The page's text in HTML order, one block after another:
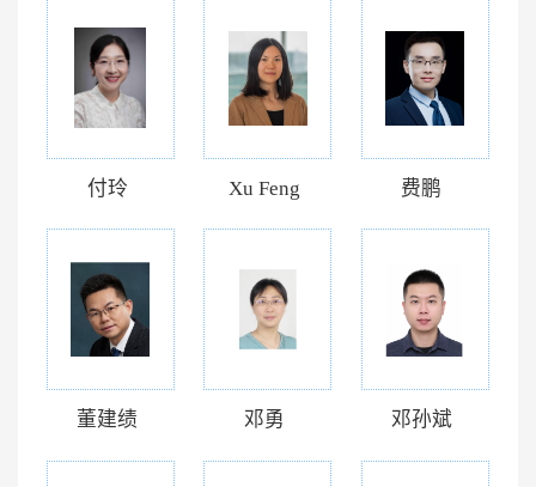
付玲 Xu Feng 费鹏
董建绩 邓勇 邓孙斌